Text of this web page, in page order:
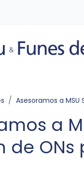
Asesoramos a MSU S.A. en la emisión
a
de ONs